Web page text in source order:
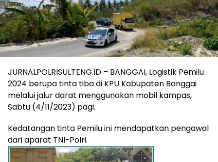
JURNALPOLRISULTENG.ID – BANGGAI, Logistik Pemilu
2024 berupa tinta tiba di KPU Kabupaten Banggai
melalui jalur darat menggunakan mobil kampas,
Sabtu (4/11/2023) pagi.
Kedatangan tinta Pemilu ini mendapatkan pengawal
dari aparat TNI-Polri.